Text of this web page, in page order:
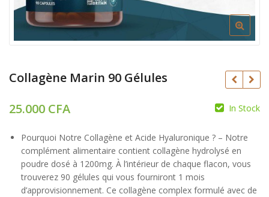
Collagène Marin 90 Gélules
CFA
CFA
25.000 CFA In Stock
Pourquoi Notre Collagène et Acide Hyaluronique ? – Notre
complément alimentaire contient collagène hydrolysé en
poudre dosé à 1200mg. À l’intérieur de chaque flacon, vous
trouverez 90 gélules qui vous fourniront 1 mois
d’approvisionnement. Ce collagène complex formulé avec de